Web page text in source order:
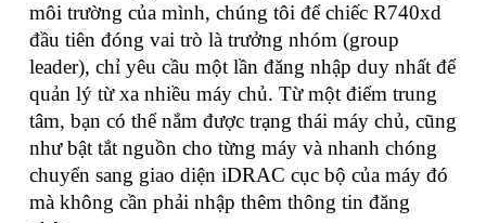
môi trường của mình, chúng tôi để chiếc R740xd
đầu tiên đóng vai trò là trưởng nhóm (group
leader), chỉ yêu cầu một lần đăng nhập duy nhất để
quản lý từ xa nhiều máy chủ. Từ một điểm trung
tâm, bạn có thể nắm được trạng thái máy chủ, cũng
như bật tắt nguồn cho từng máy và nhanh chóng
chuyển sang giao diện iDRAC cục bộ của máy đó
mà không cần phải nhập thêm thông tin đăng